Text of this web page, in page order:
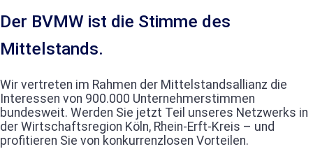
Der BVMW ist die Stimme des
Mittelstands.
Wir vertreten im Rahmen der Mittelstandsallianz die
Interessen von 900.000 Unternehmerstimmen
bundesweit. Werden Sie jetzt Teil unseres Netzwerks in
der Wirtschaftsregion Köln, Rhein-Erft-Kreis – und
profitieren Sie von konkurrenzlosen Vorteilen.